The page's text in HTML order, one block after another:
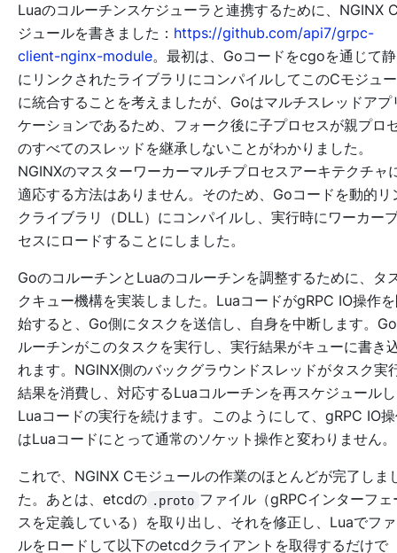
Luaのコルーチンスケジューラと連携するために、NGINX
ジュールを書きました： https://github.com/api7/grpc-
client-nginx-module。最初は、Goコードをcgoを通じて
にリンクされたライブラリにコンパイルしてこのCモジュ
に統合することを考えましたが、Goはマルチスレッドアプ
ケーションであるため、フォーク後に子プロセスが親プロ
のすべてのスレッドを継承しないことがわかりました。
NGINXのマスターワーカーマルチプロセスアーキテクチャ
適応する方法はありません。そのため、Goコードを動的リ
クライブラリ（DLL）にコンパイルし、実行時にワーカー
セスにロードすることにしました。
GoのコルーチンとLuaのコルーチンを調整するために、タ
クキュー機構を実装しました。LuaコードがgRPC IO操作
始すると、Go側にタスクを送信し、自身を中断します。
ルーチンがこのタスクを実行し、実行結果がキューに書き
れます。NGINX側のバックグラウンドスレッドがタスク実
結果を消費し、対応するLuaコルーチンを再スケジュール
Luaコードの実行を続けます。このようにして、gRPC IO
はLuaコードにとって通常のソケット操作と変わりません。
これで、NGINX Cモジュールの作業のほとんどが完了しま
た。あとは、etcdの .proto ファイル（gRPCインターフェ
スを定義している）を取り出し、それを修正し、Luaでフ
ルをロードして以下のetcdクライアントを取得するだけで